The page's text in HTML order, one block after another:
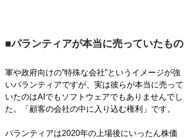
■パランティアが本当に売っていたもの
軍や政府向けの”特殊な会社”というイメージが強
いパランティアですが、実は彼らが本当に売って
いたのはAIでもソフトウェアでもありませんでし
た。「顧客の会社の中に入り込む権利」です。
パランティアは2020年の上場後にいったん株価